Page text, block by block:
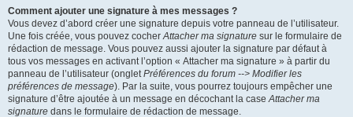
Comment ajouter une signature à mes messages ?
Vous devez d’abord créer une signature depuis votre panneau de l’utilisateur.
Une fois créée, vous pouvez cocherAttacher ma signature sur le formulaire de
rédaction de message. Vous pouvez aussi ajouter la signature par défaut à
tous vos messages en activant l’option « Attacher ma signature » à partir du
panneau de l’utilisateur (ongletPréférences du forum --> Modifier les
préférences de message). Par la suite, vous pourrez toujours empêcher une
signature d’être ajoutée à un message en décochant la caseAttacher ma
signature dans le formulaire de rédaction de message.